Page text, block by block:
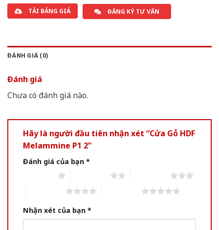
TẢI BẢNG GIÁ ĐĂNG KÝ TƯ VẤN
ĐÁNH GIÁ (0)
Đánh giá
Chưa có đánh giá nào.
Hãy là người đầu tiên nhận xét “Cửa Gỗ HDF
Melammine P1 2”
Đánh giá của bạn *
Nhận xét của bạn *